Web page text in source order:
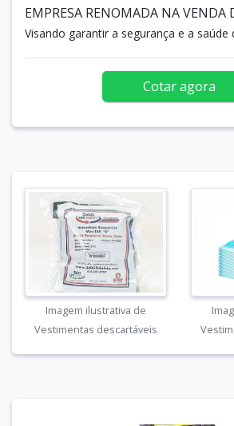
EMPRESA RENOMADA NA VENDA
Visando garantir a segurança e a saúde
Cotar agora
Imagem ilustrativa de
Vestimentas descartáveis